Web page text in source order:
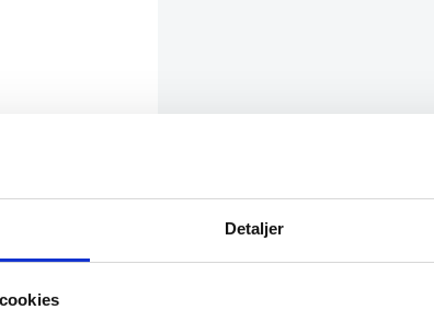
Detaljer